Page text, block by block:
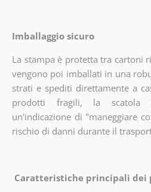
Imballaggio sicuro
La stampa è protetta tra cartoni
vengono poi imballati in una
strati e spediti direttamente a
prodotti fragili, la scatola
un'indicazione di "maneggiare
rischio di danni durante il
Caratteristiche principali dei